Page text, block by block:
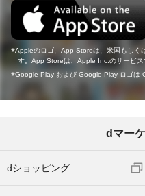
Appleのロゴ、App Storeは、米国もしく
す。App Storeは、Apple Inc.のサービス
Google Play および Google Play ロゴは
dマー
dショッピング